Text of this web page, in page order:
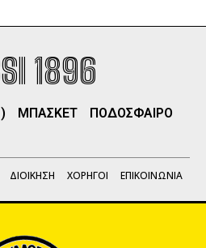
1896
ΜΠΑΣΚΕΤ
ΠΟΔΟΣΦΑΙΡΟ
ΔΙΟΙΚΗΣΗ ΧΟΡΗΓΟΙ ΕΠΙΚΟΙΝΩΝΙΑ